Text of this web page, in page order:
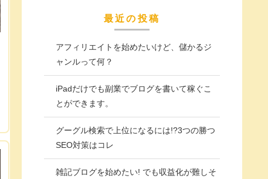
最近の投稿
アフィリエイトを始めたいけど、儲かるジ
ャンルって何？
iPadだけでも副業でブログを書いて稼ぐこ
とができます。
グーグル検索で上位になるには!?3つの勝つ
SEO対策はコレ
雑記ブログを始めたい! でも収益化が難しそ